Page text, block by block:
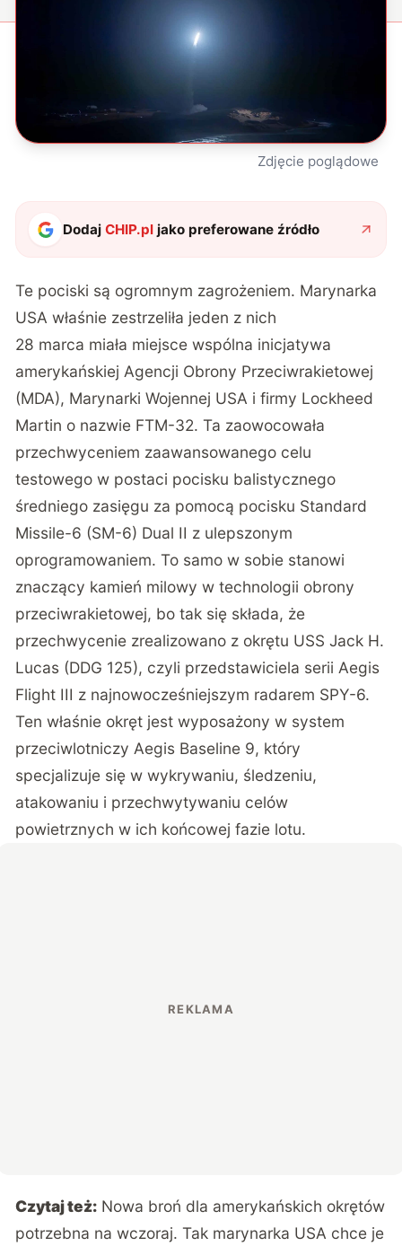
Zdjęcie poglądowe
DodajCHIP.pl jako preferowane źródło
Te pociski są ogromnym zagrożeniem. Marynarka
USA właśnie zestrzeliła jeden z nich
28 marca miała miejsce wspólna inicjatywa
amerykańskiej Agencji Obrony Przeciwrakietowej
(MDA), Marynarki Wojennej USA i firmy Lockheed
Martin o nazwie FTM-32. Ta zaowocowała
przechwyceniem zaawansowanego celu
testowego w postaci pocisku balistycznego
średniego zasięgu za pomocą pocisku Standard
Missile-6 (SM-6) Dual II z ulepszonym
oprogramowaniem. To samo w sobie stanowi
znaczący kamień milowy w technologii obrony
przeciwrakietowej, bo tak się składa, że
przechwycenie zrealizowano z okrętu USS Jack H.
Lucas (DDG 125), czyli przedstawiciela serii Aegis
Flight III z najnowocześniejszym radarem SPY-6.
Ten właśnie okręt jest wyposażony w system
przeciwlotniczy Aegis Baseline 9, który
specjalizuje się w wykrywaniu, śledzeniu,
atakowaniu i przechwytywaniu celów
powietrznych w ich końcowej fazie lotu.
Czytaj też: Nowa broń dla amerykańskich okrętów
potrzebna na wczoraj. Tak marynarka USA chce je